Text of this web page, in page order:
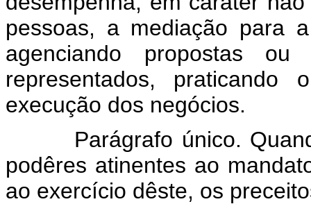
pessoas, a mediação para
agenciando propostas
representados,
execução dos negócios.
Parágrafo único. Quando
podêres atinentes ao
ao exercício dêste, os